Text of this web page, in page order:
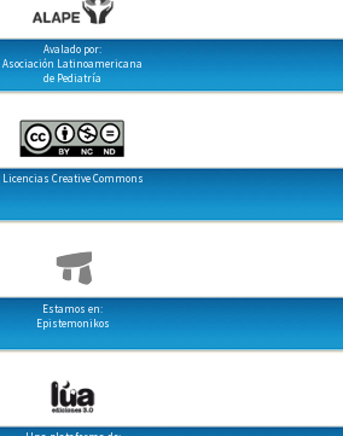
Avalado por:
Asociación Latinoamericana
de Pediatría
Licencias Creative Commons
Estamos en:
Epistemonikos